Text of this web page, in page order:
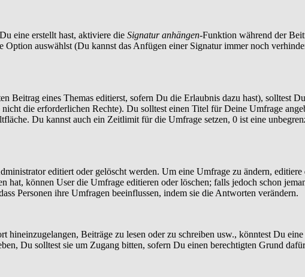
eine erstellt hast, aktiviere die Signatur anhängen-Funktion während der
auswählst (Du kannst das Anfügen einer Signatur immer noch
Beitrag eines Themas editierst, sofern Du die Erlaubnis dazu hast), solltest
die erforderlichen Rechte). Du solltest einen Titel für Deine Umfrage
Du kannst auch ein Zeitlimit für die Umfrage setzen, 0 ist eine
editiert oder gelöscht werden. Um eine Umfrage zu ändern, editiere
können User die Umfrage editieren oder löschen; falls jedoch schon
Personen ihre Umfragen beeinflussen, indem sie die Antworten verändern.
Beiträge zu lesen oder zu schreiben usw., könntest Du
Du solltest sie um Zugang bitten, sofern Du einen berechtigten Grund